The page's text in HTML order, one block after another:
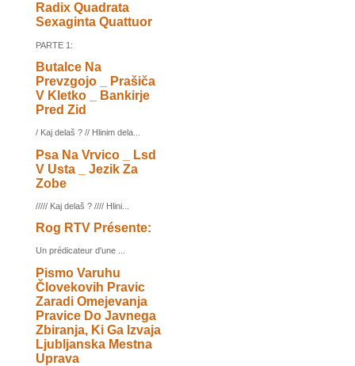
Radix Quadrata
Sexaginta Quattuor
PARTE 1:
Butalce Na
Prevzgojo _ Prašiča
V Kletko _ Bankirje
Pred Zid
/ Kaj delaš ? // Hlinim dela...
Psa Na Vrvico _ Lsd
V Usta _ Jezik Za
Zobe
///// Kaj delaš ? //// Hlini...
Rog RTV Présente:
Un prédicateur d'une ...
Pismo Varuhu
Človekovih Pravic
Zaradi Omejevanja
Pravice Do Javnega
Zbiranja, Ki Ga Izvaja
Ljubljanska Mestna
Uprava